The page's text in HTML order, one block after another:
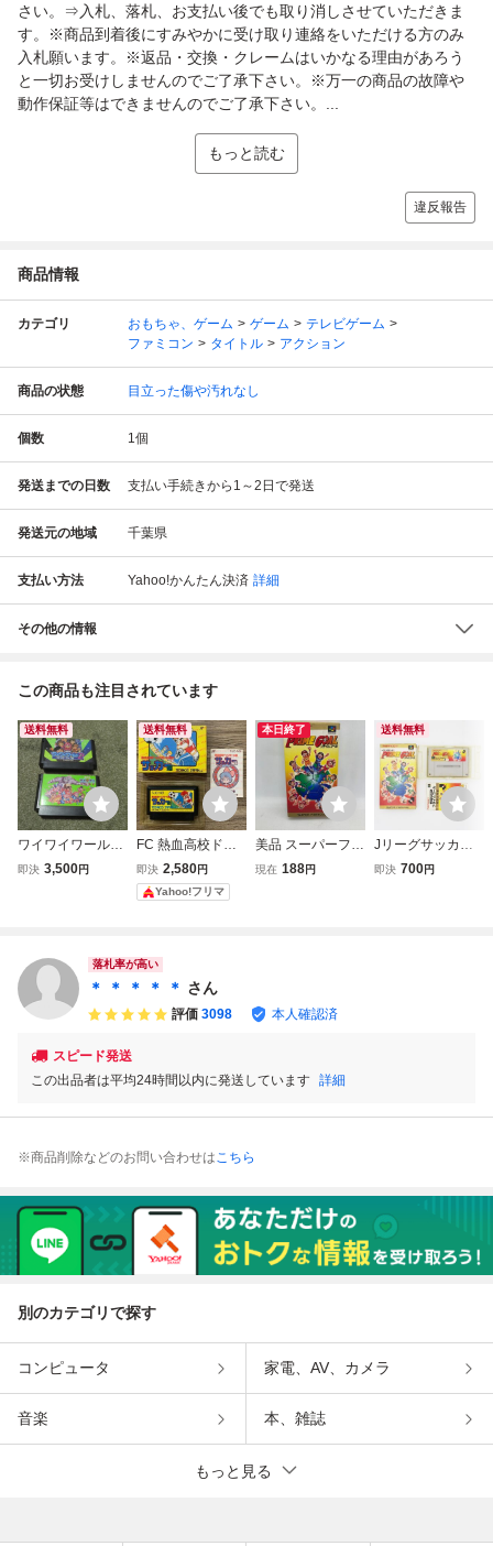
さい。⇒入札、落札、お支払い後でも取り消しさせていただきま
す。※商品到着後にすみやかに受け取り連絡をいただける方のみ
入札願います。※返品・交換・クレームはいかなる理由があろう
と一切お受けしませんのでご了承下さい。※万一の商品の故障や
動作保証等はできませんのでご了承下さい。...
もっと読む
違反報告
商品情報
カテゴリ おもちゃ、ゲーム ゲーム
テレビゲーム
ファミコン
タイトル アクション
商品の状態 目立った傷や汚れなし
個数 1個
発送までの日数 支払い手続きから1～2日で発送
発送元の地域 千葉県
支払い方法 Yahoo!かんたん決済 詳細
その他の情報
この商品も注目されています
送料無料
ワイワイワールド
ワイワイワールド
即決 3,500円
送料無料
FC 熱血高校ドッ
ジボール部 サッ
カー編 箱説明書
付 ファミコン
即決 2,580円
Yahoo!フリマ
本日終了
美品 スーパーファ
ミコン SFC プラ
現在 188円
送料無料
Jリーグサッカー
プライムゴール
即決 700円
落札率が高い
＊ ＊ ＊ ＊ ＊ さん
評価 3098 本人確認済
スピード発送
この出品者は平均24時間以内に発送しています 詳細
※商品削除などのお問い合わせはこちら
別のカテゴリで探す
コンピュータ 家電、AV、カメラ
音楽 本、雑誌
もっと見る